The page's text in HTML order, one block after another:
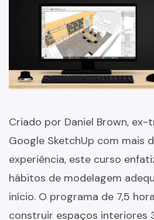
Criado por Daniel Brown,
Google SketchUp com mais
experiência, este curso
hábitos de modelagem
início. O programa de 7,5
construir espaços interiores